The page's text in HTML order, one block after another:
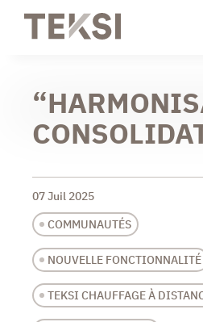
07 Juil 2025
COMMUNAUTÉS
NOUVELLE FONCTIONNALITÉ
TEKSI CHAUFFAGE À